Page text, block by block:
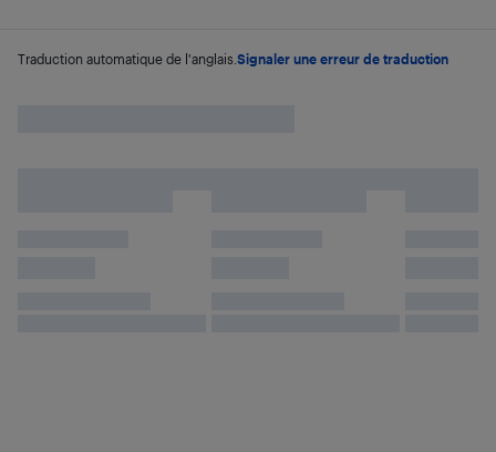
Traduction automatique de l'anglais. Signaler une erreur de traduction